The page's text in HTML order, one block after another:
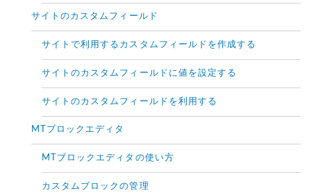
サイトのカスタムフィールド
サイトで利用するカスタムフィールドを作成する
サイトのカスタムフィールドに値を設定する
サイトのカスタムフィールドを利用する
MTブロックエディタ
MTブロックエディタの使い方
カスタムブロックの管理